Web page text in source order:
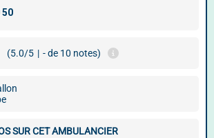
(5.0/5 | - de 10 notes)
SUR CET AMBULANCIER